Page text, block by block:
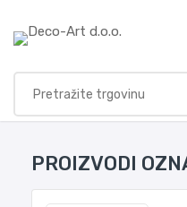
PROIZVODI